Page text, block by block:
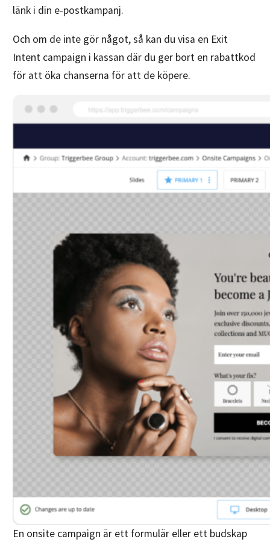
länk i din e-postkampanj.
Och om de inte gör något, så kan du visa en Exit
Intent campaign i kassan där du ger bort en rabattkod
för att öka chanserna för att de köpere.
En onsite campaign är ett formulär eller ett budskap